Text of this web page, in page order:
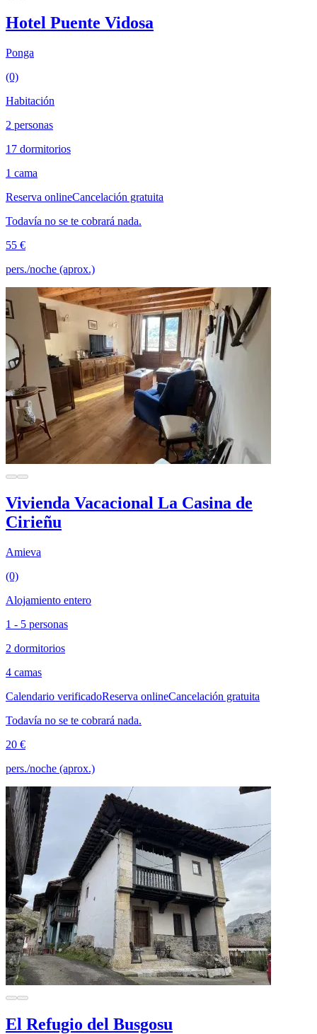
Hotel Puente Vidosa
Ponga
(0)
Habitación
2 personas
17 dormitorios
1 cama
Reserva onlineCancelación gratuita
Todavía no se te cobrará nada.
55 €
pers./noche (aprox.)
Vivienda Vacacional La Casina de
Cirieñu
Amieva
(0)
Alojamiento entero
1 - 5 personas
2 dormitorios
4 camas
Calendario verificadoReserva onlineCancelación gratuita
Todavía no se te cobrará nada.
20 €
pers./noche (aprox.)
El Refugio del Busgosu